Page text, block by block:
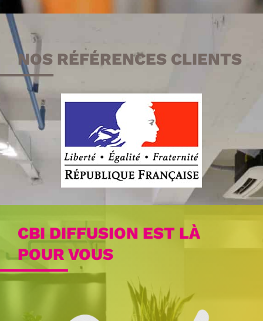
NOS RÉFÉRENCES CLIENTS
CBI DIFFUSION EST LÀ
POUR VOUS